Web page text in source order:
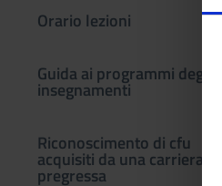
Orario lezioni
Guida ai programmi degli
insegnamenti
Riconoscimento di cfu
acquisiti da una carriera
pregressa